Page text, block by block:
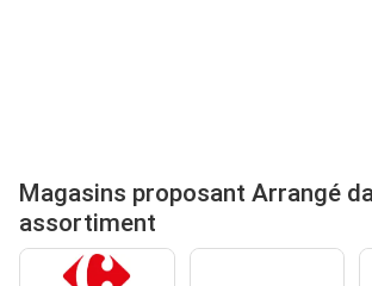
Magasins proposant Arrangé
assortiment